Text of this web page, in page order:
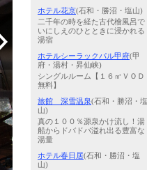
ホテル花京(石和・勝沼・塩山)
二千年の時を経た古代檜風呂で
いにしえのひとときに浸かれる
湯宿
ホテルシーラックパル甲府(甲
府・湯村・昇仙峡)
シングルルーム【１６㎡ＶＯＤ
無料】
旅館 深雪温泉(石和・勝沼・塩
山)
真の１００％源泉かけ流し！湯
船からドバドバ溢れ出る豊富な
湯量
ホテル春日居(石和・勝沼・塩
山)